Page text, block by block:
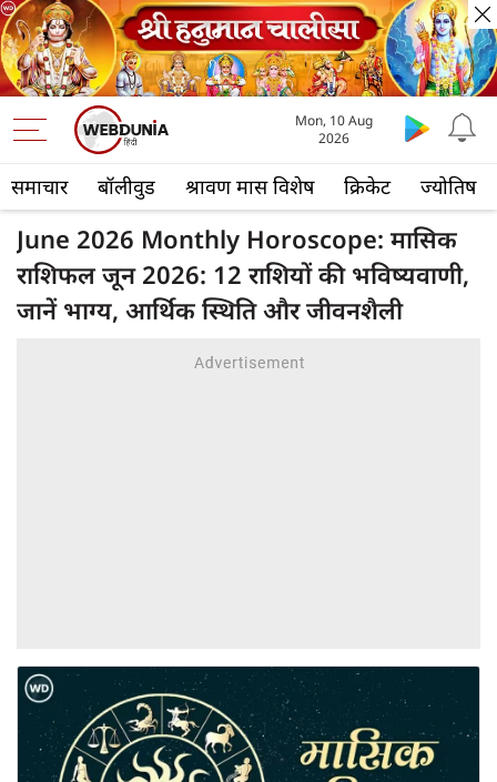
समाचार बॉलीवुड श्रावण मास विशेष क्रिकेट ज्योतिष
Mon, 10 Aug
2026
June 2026 Monthly Horoscope: मासिक
राशिफल जून 2026: 12 राशियों की भविष्यवाणी,
जानें भाग्य, आर्थिक स्थिति और जीवनशैली